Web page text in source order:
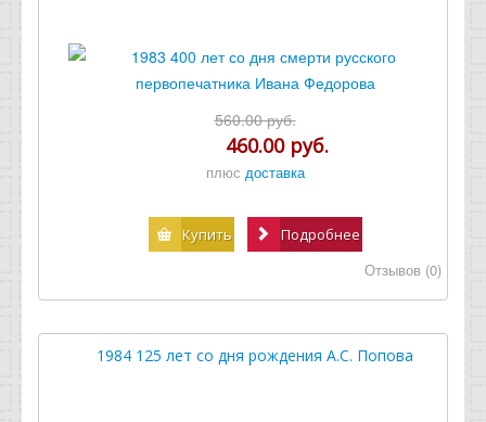
560.00 руб.
460.00 руб.
плюс доставка
Купить Подробнее
Отзывов (0)
1984 125 лет со дня рождения А.С. Попова